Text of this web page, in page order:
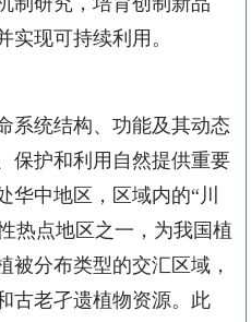
实现可持续利用。
统结构、功能及其动态
保护和利用自然提供重要
华中地区，区域内的“川
热点地区之一，为我国植
被分布类型的交汇区域，
古老孑遗植物资源。此